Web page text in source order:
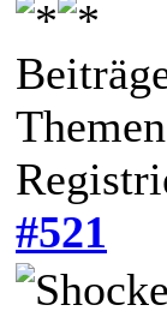
#521